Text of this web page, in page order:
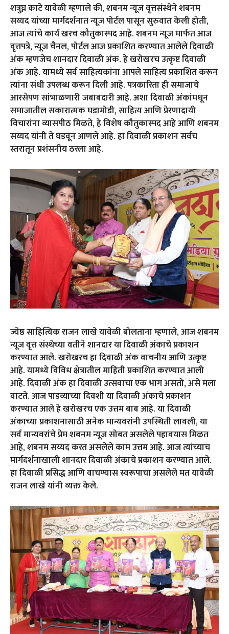
शत्रुघ्न काटे यावेळी म्हणाले की, शबनम न्यूज वृत्तसंस्थेने शबनम
सय्यद यांच्या मार्गदर्शनात न्यूज पोर्टल पासून सुरुवात केली होती,
आज त्यांचे कार्य खरच कौतुकास्पद आहे. शबनम न्यूज मार्फत आज
वृत्तपत्रे, न्यूज चैनल, पोर्टल आज प्रकाशित करण्यात आलेले दिवाळी
अंक म्हणजेच शानदार दिवाळी अंक. हे खरोखरच उत्कृष्ट दिवाळी
अंक आहे. यामध्ये सर्व साहित्यकांना आपले साहित्य प्रकाशित करून
त्यांना संधी उपलब्ध करून दिली आहे. पत्रकारिता ही समाजाचे
आरसेपण सांभाळणारी जबाबदारी आहे. अशा दिवाळी अंकांमधून
समाजातील सकारात्मक घडामोडी, साहित्य आणि प्रेरणादायी
विचारांना व्यासपीठ मिळते, हे विशेष कौतुकास्पद आहे आणि शबनम
सय्यद यांनी ते घडवून आणले आहे. हा दिवाळी प्रकाशन सर्वच
स्तरातून प्रशंसनीय ठरला आहे.
ज्येष्ठ साहित्यिक राजन लाखे यावेळी बोलताना म्हणाले, आज शबनम
न्यूज वृत्त संस्थेच्या वतीने शानदार या दिवाळी अंकाचे प्रकाशन
करण्यात आले. खरोखरच हा दिवाळी अंक वाचनीय आणि उत्कृष्ट
आहे. यामध्ये विविध क्षेत्रातील माहिती प्रकाशित करण्यात आली
आहे. दिवाळी अंक हा दिवाळी उत्सवाचा एक भाग असतो, असे मला
वाटते. आज पाडव्याच्या दिवशी या दिवाळी अंकाचे प्रकाशन
करण्यात आले हे खरोखरच एक उत्तम बाब आहे. या दिवाळी
अंकाच्या प्रकाशनासाठी अनेक मान्यवरांनी उपस्थिती लावली, या
सर्व मान्यवरांचे प्रेम शबनम न्यूज सोबत असलेले पहावयास मिळत
आहे, शबनम सय्यद करत असलेले काम उत्तम आहे. आज त्यांच्याच
मार्गदर्शनाखाली शानदार दिवाळी अंकाचे प्रकाशन करण्यात आले.
हा दिवाळी प्रसिद्ध आणि वाचण्यास स्वरूपाचा असलेले मत यावेळी
राजन लाखे यांनी व्यक्त केले.